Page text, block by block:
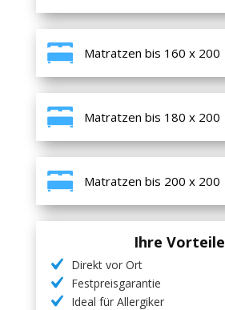
Matratzen bis 160 x 200
Matratzen bis 180 x 200
Matratzen bis 200 x 200
Ihre Vorteile
Direkt vor Ort
Festpreisgarantie
Ideal für Allergiker